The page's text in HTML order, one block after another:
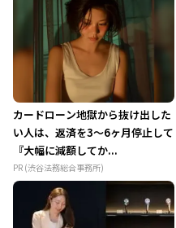
カードローン地獄から抜け出した
い人は、返済を3～6ヶ月停止して
『大幅に減額してか...
PR (渋谷法務総合事務所)